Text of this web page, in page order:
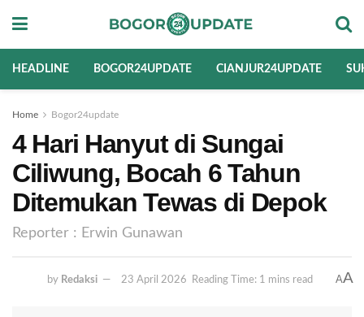
HEADLINE BOGOR24UPDATE CIANJUR24UPDATE
Home Bogor24update
4 Hari Hanyut di Sungai
Ciliwung, Bocah 6 Tahun
Ditemukan Tewas di Depok
Reporter : Erwin Gunawan
by Redaksi 23 April 2026 Reading Time: 1 mins read AA